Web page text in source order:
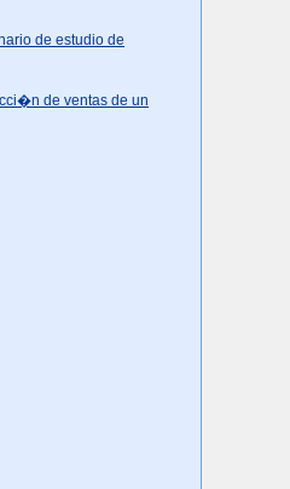
de estudio de
de ventas de un